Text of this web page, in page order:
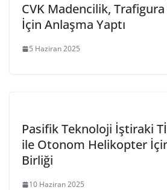
CVK Madencilik, Trafigura
İçin Anlaşma Yaptı
5 Haziran 2025
Pasifik Teknoloji İştiraki
ile Otonom Helikopter
Birliği
10 Haziran 2025